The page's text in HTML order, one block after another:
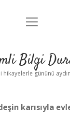
Anasayfa
Yasal Uyarı
menüyü
Bilgi
hikayelerle gününü
karısıyla